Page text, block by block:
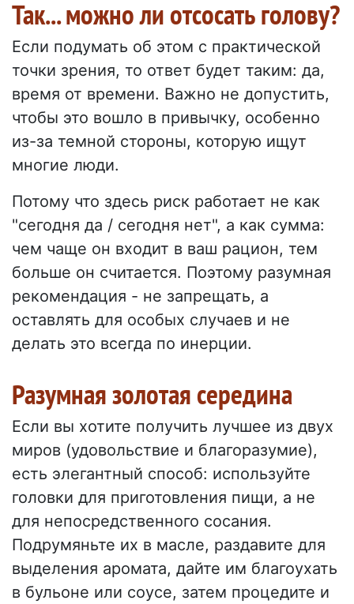
Так... можно ли отсосать голову?
Если подумать об этом с практической
точки зрения, то ответ будет таким: да,
время от времени. Важно не допустить,
чтобы это вошло в привычку, особенно
из-за темной стороны, которую ищут
многие люди.
Потому что здесь риск работает не как
"сегодня да / сегодня нет", а как сумма:
чем чаще он входит в ваш рацион, тем
больше он считается. Поэтому разумная
рекомендация - не запрещать, а
оставлять для особых случаев и не
делать это всегда по инерции.
Разумная золотая середина
Если вы хотите получить лучшее из двух
миров (удовольствие и благоразумие),
есть элегантный способ: используйте
головки для приготовления пищи, а не
для непосредственного сосания.
Подрумяньте их в масле, раздавите для
выделения аромата, дайте им благоухать
в бульоне или соусе, затем процедите и